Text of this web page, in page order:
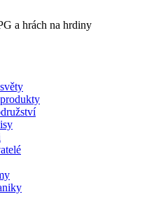
a hrách na hrdiny